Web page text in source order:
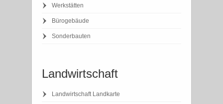
Werkstätten
Bürogebäude
Sonderbauten
Landwirtschaft
Landwirtschaft Landkarte